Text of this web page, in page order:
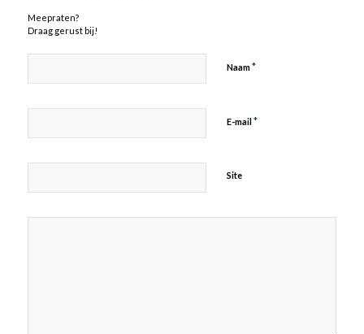
Meepraten?
Draag gerust bij!
Naam*
E-mail*
Site